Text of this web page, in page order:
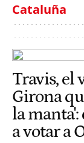
Cataluña
Travis, el
Girona
la manta':
a votar a